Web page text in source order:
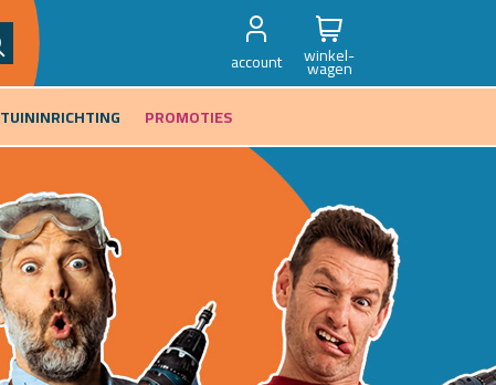
account winkel-
wagen
TUININRICHTING PROMOTIES